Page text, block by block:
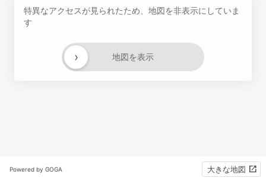
特異なアクセスが見られたため、地図を非表示にしていま
す
地図を表示
›
Powered by GOGA 大きな地図